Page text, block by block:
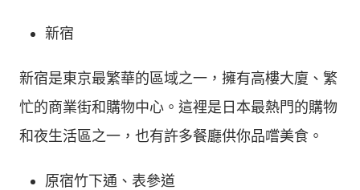
新宿
新宿是東京最繁華的區域之一，擁有高樓大廈、繁
忙的商業街和購物中心。這裡是日本最熱門的購物
和夜生活區之一，也有許多餐廳供你品嚐美食。
原宿竹下通、表參道